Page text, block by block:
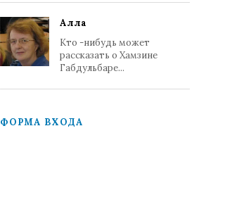
Алла
Кто -нибудь может
рассказать о Хамзине
Габдульбаре...
ФОРМА ВХОДА